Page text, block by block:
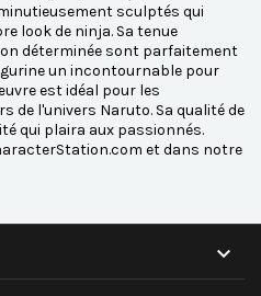
sculptés qui
look de ninja. Sa tenue
déterminée sont parfaitement
un incontournable pour
est idéal pour les
de l'univers Naruto. Sa qualité de
qui plaira aux passionnés.
et dans notre
